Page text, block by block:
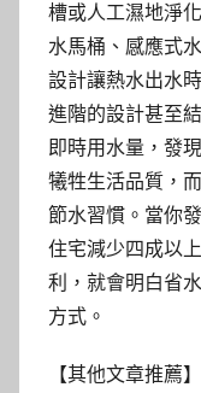
槽或人工濕地淨
水馬桶、感應式
設計讓熱水出水
進階的設計甚至
即時用水量，發
犧牲生活品質，
節水習慣。當你
住宅減少四成以
利，就會明白省
方式。
【其他文章推薦】